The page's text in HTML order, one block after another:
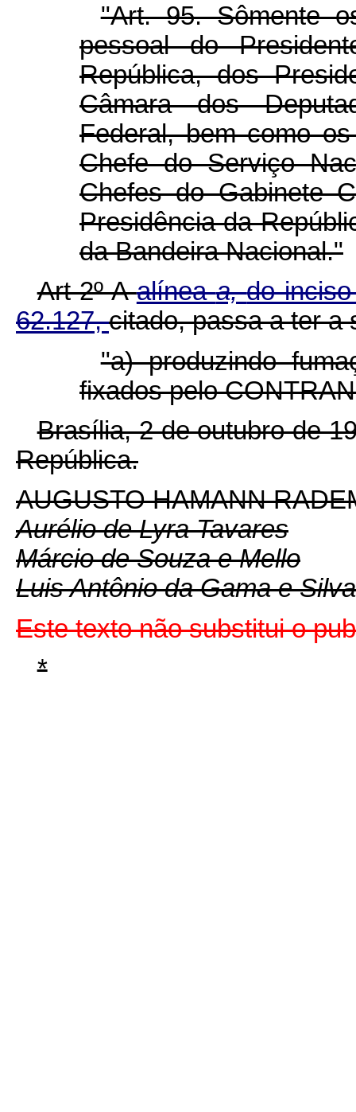
"Art. 95. Sômente
pessoal do
República, dos
Câmara dos
Federal, bem como
Chefe do Serviço
Chefes do Gabinete
Presidência da
da Bandeira Nacional."
Art 2º Aalíneaa,do
62.127,citado, passa a ter a
"a) produzindo
fixados pelo
Brasília, 2 de outubro de
República.
AUGUSTO HAMANN
Aurélio de Lyra Tavares
Márcio de Souza e Mello
Luis Antônio da Gama e Silva
Este texto não substitui o
*